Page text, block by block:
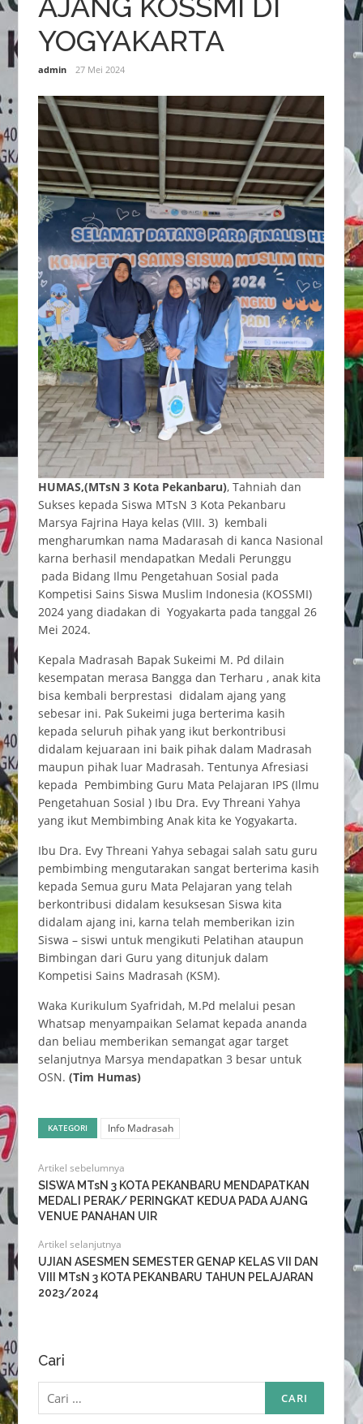
AJANG KOSSMI DI
YOGYAKARTA
admin 27 Mei 2024
HUMAS,(MTsN 3 Kota Pekanbaru), Tahniah dan
Sukses kepada Siswa MTsN 3 Kota Pekanbaru
Marsya Fajrina Haya kelas (VIII. 3) kembali
mengharumkan nama Madarasah di kanca Nasional
karna berhasil mendapatkan Medali Perunggu
pada Bidang Ilmu Pengetahuan Sosial pada
Kompetisi Sains Siswa Muslim Indonesia (KOSSMI)
2024 yang diadakan di Yogyakarta pada tanggal 26
Mei 2024.
Kepala Madrasah Bapak Sukeimi M. Pd dilain
kesempatan merasa Bangga dan Terharu , anak kita
bisa kembali berprestasi didalam ajang yang
sebesar ini. Pak Sukeimi juga berterima kasih
kepada seluruh pihak yang ikut berkontribusi
didalam kejuaraan ini baik pihak dalam Madrasah
maupun pihak luar Madrasah. Tentunya Afresiasi
kepada Pembimbing Guru Mata Pelajaran IPS (Ilmu
Pengetahuan Sosial ) Ibu Dra. Evy Threani Yahya
yang ikut Membimbing Anak kita ke Yogyakarta.
Ibu Dra. Evy Threani Yahya sebagai salah satu guru
pembimbing mengutarakan sangat berterima kasih
kepada Semua guru Mata Pelajaran yang telah
berkontribusi didalam kesuksesan Siswa kita
didalam ajang ini, karna telah memberikan izin
Siswa – siswi untuk mengikuti Pelatihan ataupun
Bimbingan dari Guru yang ditunjuk dalam
Kompetisi Sains Madrasah (KSM).
Waka Kurikulum Syafridah, M.Pd melalui pesan
Whatsap menyampaikan Selamat kepada ananda
dan beliau memberikan semangat agar target
selanjutnya Marsya mendapatkan 3 besar untuk
OSN. (Tim Humas)
KATEGORI Info Madrasah
Artikel sebelumnya
SISWA MTsN 3 KOTA PEKANBARU MENDAPATKAN
MEDALI PERAK/ PERINGKAT KEDUA PADA AJANG
VENUE PANAHAN UIR
Artikel selanjutnya
UJIAN ASESMEN SEMESTER GENAP KELAS VII DAN
VIII MTsN 3 KOTA PEKANBARU TAHUN PELAJARAN
2023/2024
Cari
Cari
untuk: